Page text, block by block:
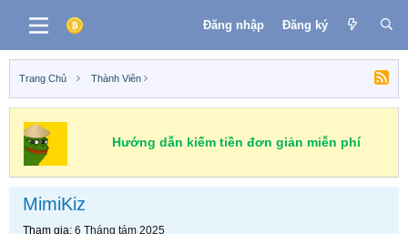
Đăng nhập Đăng ký
Trang Chủ Thành Viên
Hướng dẫn kiếm tiền đơn giản miễn phí
MimiKiz
Tham gia 6 Tháng tám 2025